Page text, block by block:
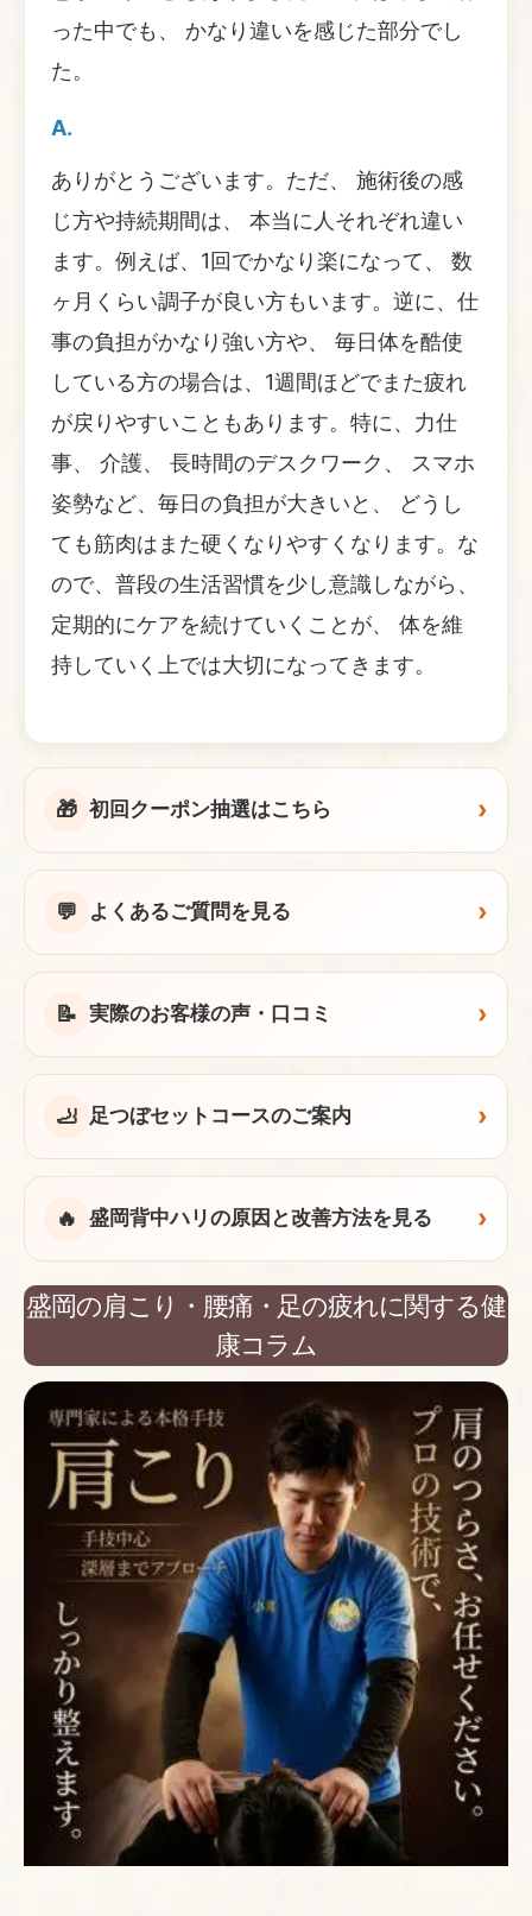
った中でも、 かなり違いを感じた部分でし
た。
A.
ありがとうございます。ただ、 施術後の感
じ方や持続期間は、 本当に人それぞれ違い
ます。例えば、1回でかなり楽になって、 数
ヶ月くらい調子が良い方もいます。逆に、仕
事の負担がかなり強い方や、 毎日体を酷使
している方の場合は、1週間ほどでまた疲れ
が戻りやすいこともあります。特に、力仕
事、 介護、 長時間のデスクワーク、 スマホ
姿勢など、毎日の負担が大きいと、 どうし
ても筋肉はまた硬くなりやすくなります。な
ので、普段の生活習慣を少し意識しながら、
定期的にケアを続けていくことが、 体を維
持していく上では大切になってきます。
🎁 初回クーポン抽選はこちら ›
💬 よくあるご質問を見る ›
📝 実際のお客様の声・口コミ ›
🦶 足つぼセットコースのご案内 ›
🔥 盛岡背中ハリの原因と改善方法を見る ›
盛岡の肩こり・腰痛・足の疲れに関する健
康コラム